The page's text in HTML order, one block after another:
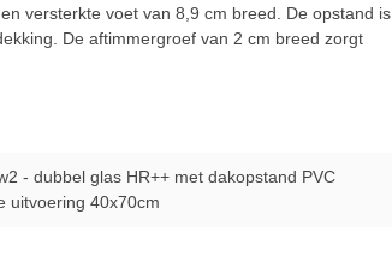
versterkte voet van 8,9 cm breed. De opstand is
De aftimmergroef van 2 cm breed zorgt
- dubbel glas HR++ met dakopstand PVC
uitvoering 40x70cm